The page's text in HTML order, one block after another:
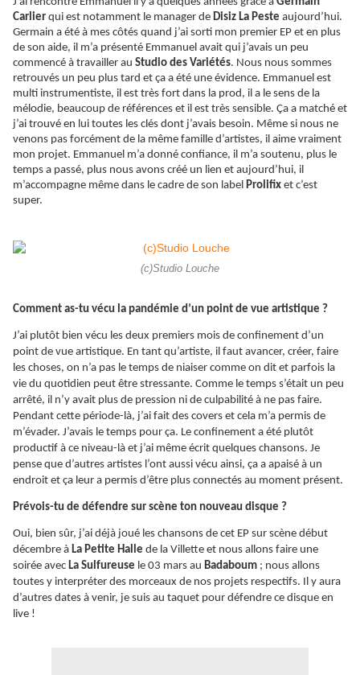
Carlier qui est notamment le manager de Disiz La Peste aujourd’hui.
Germain a été à mes côtés quand j’ai sorti mon premier EP et en plus
de son aide, il m’a présenté Emmanuel avait qui j’avais un peu
commencé à travailler au Studio des Variétés. Nous nous sommes
retrouvés un peu plus tard et ça a été une évidence. Emmanuel est
multi instrumentiste, il est très fort dans la prod, il a le sens de la
mélodie, beaucoup de références et il est très sensible. Ça a matché et
j’ai trouvé en lui toutes les clés dont j’avais besoin. Même si nous ne
venons pas forcément de la même famille d’artistes, il aime vraiment
mon projet. Emmanuel m’a donné confiance, il m’a soutenu, plus le
temps a passé, plus nous avons créé un lien et aujourd’hui, il
m’accompagne même dans le cadre de son label Prolifix et c’est
super.
(c)Studio Louche
Comment as-tu vécu la pandémie d’un point de vue artistique ?
J’ai plutôt bien vécu les deux premiers mois de confinement d’un
point de vue artistique. En tant qu’artiste, il faut avancer, créer, faire
les choses, on n’a pas le temps de niaiser comme on dit et parfois la
vie du quotidien peut être stressante. Comme le temps s’était un peu
arrêté, il n’y avait plus de pression ni de culpabilité à ne pas faire.
Pendant cette période-là, j’ai fait des covers et cela m’a permis de
m’évader. J’avais le temps pour ça. Le confinement a été plutôt
productif à ce niveau-là et j’ai même écrit quelques chansons. Je
pense que d’autres artistes l’ont aussi vécu ainsi, ça a apaisé à un
endroit et ça leur a permis d’être plus connectés au moment présent.
Prévois-tu de défendre sur scène ton nouveau disque ?
Oui, bien sûr, j’ai déjà joué les chansons de cet EP sur scène début
décembre à La Petite Halle de la Villette et nous allons faire une
soirée avec La Sulfureuse le 03 mars au Badaboum ; nous allons
toutes y interpréter des morceaux de nos projets respectifs. Il y aura
d’autres dates à venir, je suis au taquet pour défendre ce disque en
live !